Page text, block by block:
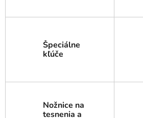
Špeciálne
kľúče
Nožnice na
tesnenia a